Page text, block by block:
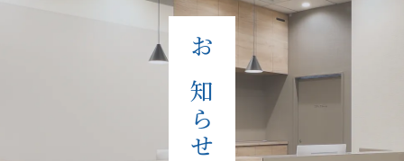
お知らせ